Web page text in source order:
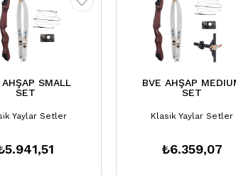
AHŞAP SMALL
SET
Yaylar Setler
BVE AHŞAP
SET
Klasik Yaylar Setler
₺6.359,07